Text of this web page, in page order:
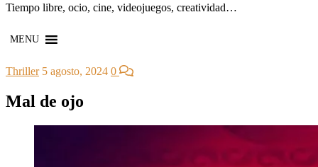
Tiempo libre, ocio, cine, videojuegos, creatividad…
MENU
Thriller 5 agosto, 2024 0
Mal de ojo